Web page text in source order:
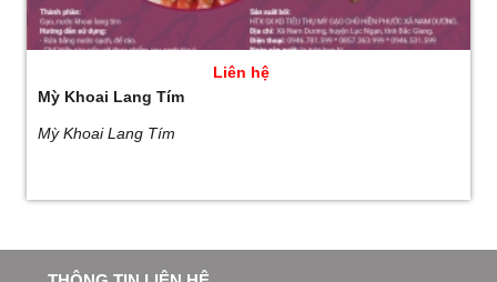
Liên hệ
Mỳ Khoai Lang Tím
Mỳ Khoai Lang Tím